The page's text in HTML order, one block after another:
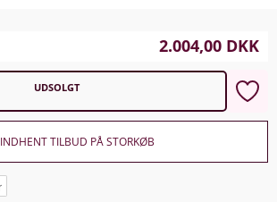
2.004,00 DKK
UDSOLGT
INDHENT TILBUD PÅ STORKØB